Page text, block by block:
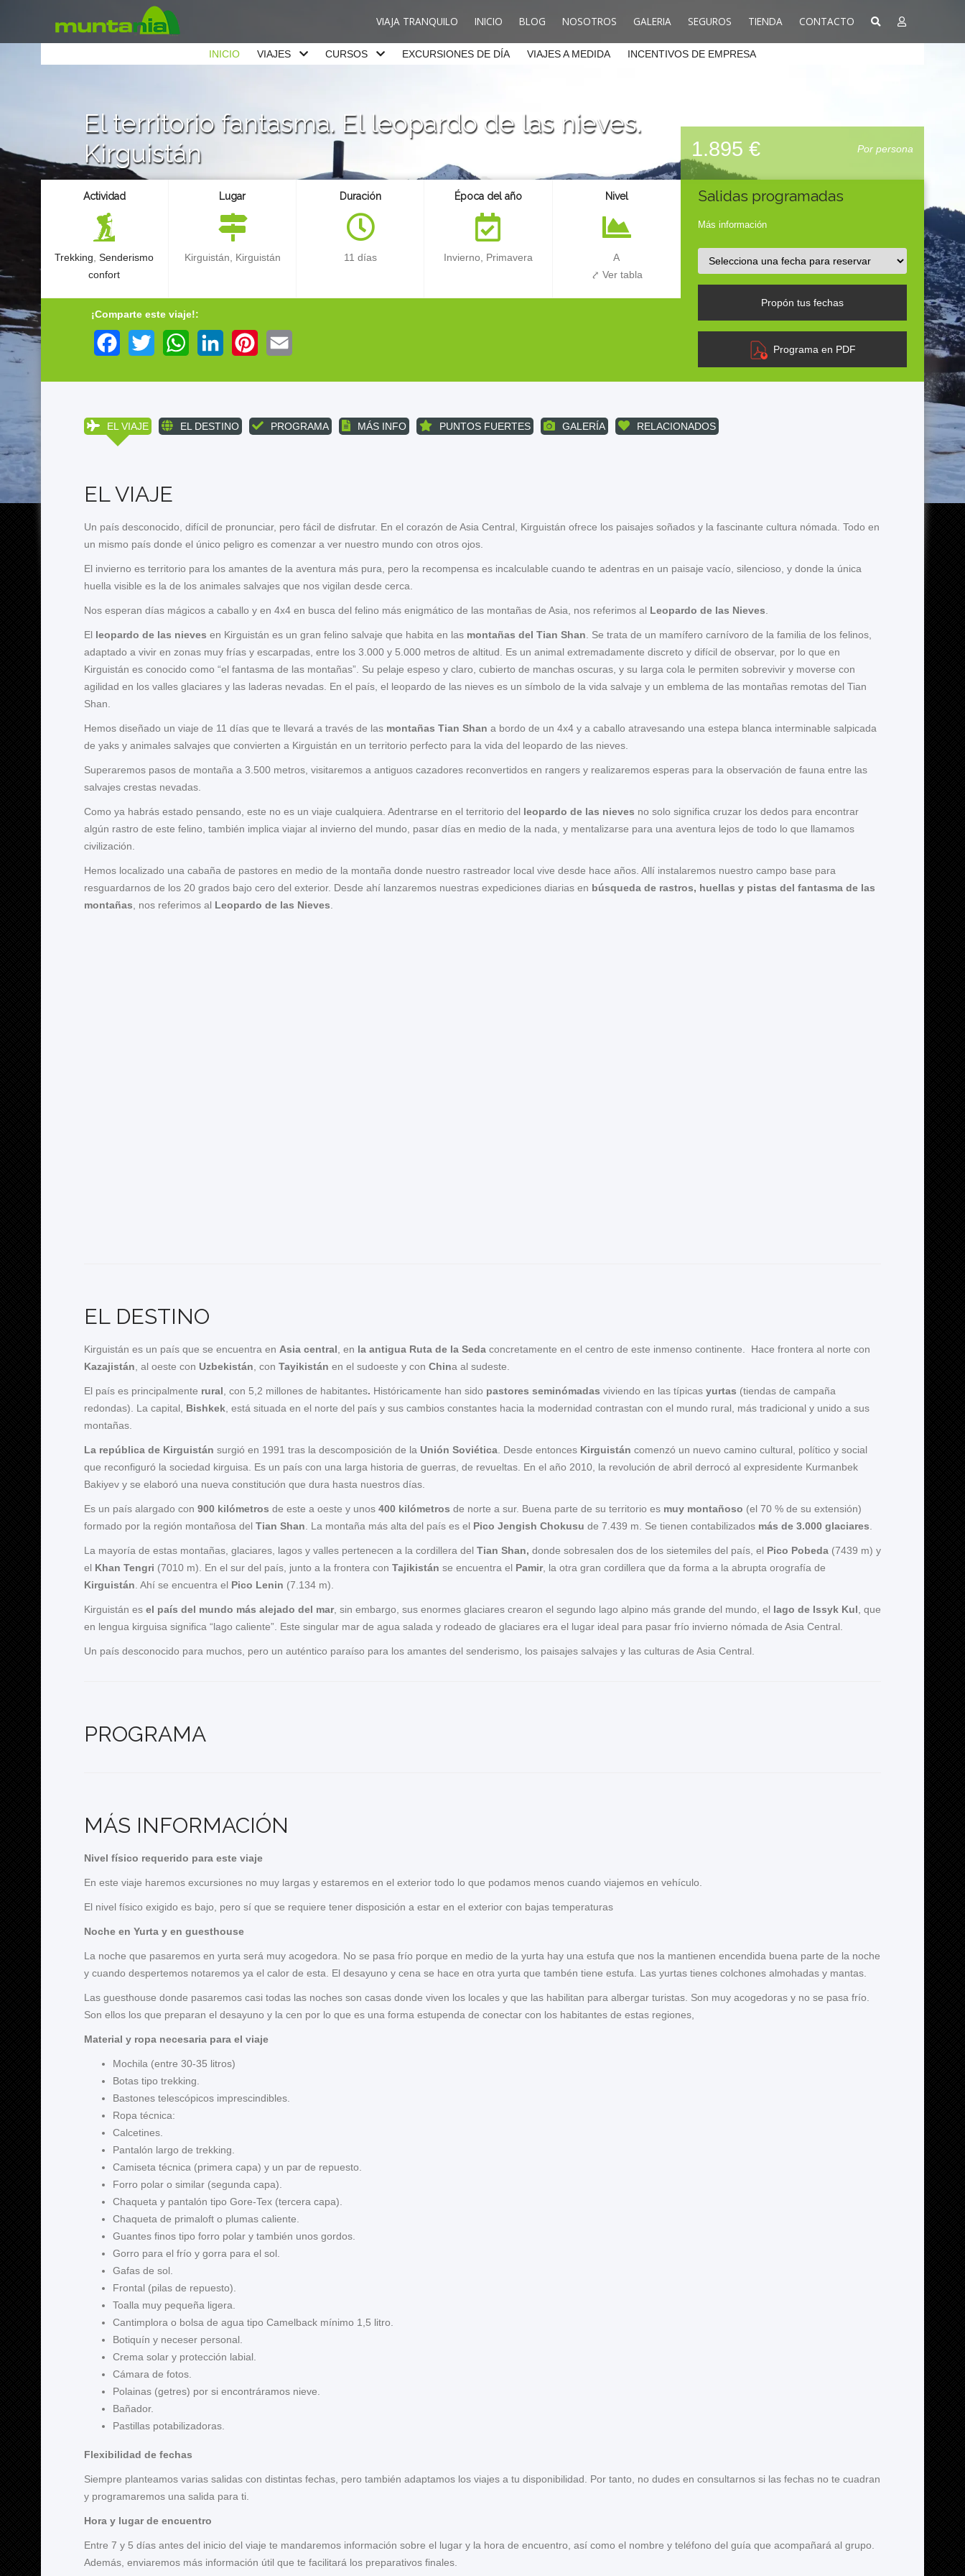
VIAJA TRANQUILO INICIO BLOG NOSOTROS GALERIA SEGUROS TIENDA CONTACTO
INICIO VIAJES CURSOS EXCURSIONES DE DÍA VIAJES A MEDIDA INCENTIVOS DE EMPRESA
El territorio fantasma. El leopardo de las nieves.
Kirguistán
Actividad
Trekking ,Senderismo
confort
Lugar
Kirguistán, Kirguistán
Duración
11 días
Época del año
Invierno, Primavera
Nivel
A
⤤ Ver tabla
¡Comparte este viaje!:
FacebookTwitter WhatsAppLinkedIn Pinterest
1.895 € Por persona
Salidas programadas
Más información
Propón tus fechas
Programa en PDF
EL VIAJE EL DESTINO PROGRAMA MÁS INFO PUNTOS FUERTES GALERÍA RELACIONADOS
EL VIAJE
Un país desconocido, difícil de pronunciar, pero fácil de disfrutar. En el corazón de Asia Central, Kirguistán ofrece los paisajes soñados y la fascinante cultura nómada. Todo en
un mismo país donde el único peligro es comenzar a ver nuestro mundo con otros ojos.
El invierno es territorio para los amantes de la aventura más pura, pero la recompensa es incalculable cuando te adentras en un paisaje vacío, silencioso, y donde la única
huella visible es la de los animales salvajes que nos vigilan desde cerca.
Nos esperan días mágicos a caballo y en 4x4 en busca del felino más enigmático de las montañas de Asia, nos referimos al Leopardo de las Nieves
El leopardo de las nieves en Kirguistán es un gran felino salvaje que habita en las montañas del Tian Shan . Se trata de un mamífero carnívoro de la familia de los felinos,
adaptado a vivir en zonas muy frías y escarpadas, entre los 3.000 y 5.000 metros de altitud. Es un animal extremadamente discreto y difícil de observar, por lo que en
Kirguistán es conocido como “el fantasma de las montañas”. Su pelaje espeso y claro, cubierto de manchas oscuras, y su larga cola le permiten sobrevivir y moverse con
agilidad en los valles glaciares y las laderas nevadas. En el país, el leopardo de las nieves es un símbolo de la vida salvaje y un emblema de las montañas remotas del Tian
Shan.
Hemos diseñado un viaje de 11 días que te llevará a través de las montañas Tian Shan a bordo de un 4x4 y a caballo atravesando una estepa blanca interminable salpicada
de yaks y animales salvajes que convierten a Kirguistán en un territorio perfecto para la vida del leopardo de las nieves.
Superaremos pasos de montaña a 3.500 metros, visitaremos a antiguos cazadores reconvertidos en rangers y realizaremos esperas para la observación de fauna entre las
salvajes crestas nevadas.
Como ya habrás estado pensando, este no es un viaje cualquiera. Adentrarse en el territorio del leopardo de las nieves no solo significa cruzar los dedos para encontrar
algún rastro de este felino, también implica viajar al invierno del mundo, pasar días en medio de la nada, y mentalizarse para una aventura lejos de todo lo que llamamos
civilización.
Hemos localizado una cabaña de pastores en medio de la montaña donde nuestro rastreador local vive desde hace años. Allí instalaremos nuestro campo base para
resguardarnos de los 20 grados bajo cero del exterior. Desde ahí lanzaremos nuestras expediciones diarias en búsqueda de rastros, huellas y pistas del fantasma de las
montañas , nos referimos al Leopardo de las Nieves
EL DESTINO
Kirguistán es un país que se encuentra en Asia central , en la antigua Ruta de la Seda concretamente en el centro de este inmenso continente. Hace frontera al norte con
Kazajistán , al oeste con Uzbekistán , con Tayikistán en el sudoeste y con China al sudeste.
El país es principalmente rural , con 5,2 millones de habitantes. Históricamente han sido pastores seminómadas viviendo en las típicas yurtas (tiendas de campaña
redondas). La capital, Bishkek , está situada en el norte del país y sus cambios constantes hacia la modernidad contrastan con el mundo rural, más tradicional y unido a sus
montañas.
La república de Kirguistán surgió en 1991 tras la descomposición de la Unión Soviética . Desde entonces Kirguistán comenzó un nuevo camino cultural, político y social
que reconfiguró la sociedad kirguisa. Es un país con una larga historia de guerras, de revueltas. En el año 2010, la revolución de abril derrocó al expresidente Kurmanbek
Bakiyev y se elaboró una nueva constitución que dura hasta nuestros días.
Es un país alargado con 900 kilómetros de este a oeste y unos 400 kilómetros de norte a sur. Buena parte de su territorio es muy montañoso (el 70 % de su extensión)
formado por la región montañosa del Tian Shan . La montaña más alta del país es el Pico Jengish Chokusu de 7.439 m. Se tienen contabilizados más de 3.000 glaciares
La mayoría de estas montañas, glaciares, lagos y valles pertenecen a la cordillera del Tian Shan, donde sobresalen dos de los sietemiles del país, el Pico Pobeda (7439 m) y
el Khan Tengri (7010 m). En el sur del país, junto a la frontera con Tajikistán se encuentra el Pamir, la otra gran cordillera que da forma a la abrupta orografía de
Kirguistán . Ahí se encuentra el Pico Lenin (7.134 m).
Kirguistán es el país del mundo más alejado del mar, sin embargo, sus enormes glaciares crearon el segundo lago alpino más grande del mundo, el lago de Issyk Kul , que
en lengua kirguisa significa “lago caliente”. Este singular mar de agua salada y rodeado de glaciares era el lugar ideal para pasar frío invierno nómada de Asia Central.
Un país desconocido para muchos, pero un auténtico paraíso para los amantes del senderismo, los paisajes salvajes y las culturas de Asia Central.
PROGRAMA
MÁS INFORMACIÓN
Nivel físico requerido para este viaje
En este viaje haremos excursiones no muy largas y estaremos en el exterior todo lo que podamos menos cuando viajemos en vehículo.
El nivel físico exigido es bajo, pero sí que se requiere tener disposición a estar en el exterior con bajas temperaturas
Noche en Yurta y en guesthouse
La noche que pasaremos en yurta será muy acogedora. No se pasa frío porque en medio de la yurta hay una estufa que nos la mantienen encendida buena parte de la noche
y cuando despertemos notaremos ya el calor de esta. El desayuno y cena se hace en otra yurta que tambén tiene estufa. Las yurtas tienes colchones almohadas y mantas.
Las guesthouse donde pasaremos casi todas las noches son casas donde viven los locales y que las habilitan para albergar turistas. Son muy acogedoras y no se pasa frío.
Son ellos los que preparan el desayuno y la cen por lo que es una forma estupenda de conectar con los habitantes de estas regiones,
Material y ropa necesaria para el viaje
Mochila (entre 30-35 litros)
Botas tipo trekking.
Bastones telescópicos imprescindibles.
Ropa técnica:
Calcetines.
Pantalón largo de trekking.
Camiseta técnica (primera capa) y un par de repuesto.
Forro polar o similar (segunda capa).
Chaqueta y pantalón tipo Gore-Tex (tercera capa).
Chaqueta de primaloft o plumas caliente.
Guantes finos tipo forro polar y también unos gordos.
Gorro para el frío y gorra para el sol.
Gafas de sol.
Frontal (pilas de repuesto).
Toalla muy pequeña ligera.
Cantimplora o bolsa de agua tipo Camelback mínimo 1,5 litro.
Botiquín y neceser personal.
Crema solar y protección labial.
Cámara de fotos.
Polainas (getres) por si encontráramos nieve.
Bañador.
Pastillas potabilizadoras.
Flexibilidad de fechas
Siempre planteamos varias salidas con distintas fechas, pero también adaptamos los viajes a tu disponibilidad. Por tanto, no dudes en consultarnos si las fechas no te cuadran
y programaremos una salida para ti.
Hora y lugar de encuentro
Entre 7 y 5 días antes del inicio del viaje te mandaremos información sobre el lugar y la hora de encuentro, así como el nombre y teléfono del guía que acompañará al grupo.
Además, enviaremos más información útil que te facilitará los preparativos finales.